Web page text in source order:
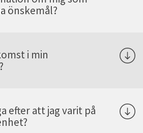
önskemål?
i min
efter att jag varit på